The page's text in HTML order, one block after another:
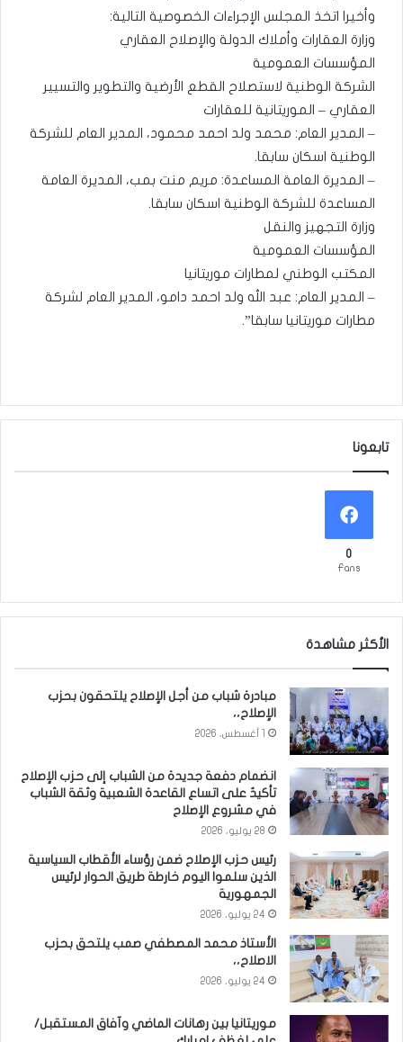
وأخيرا اتخذ المجلس الإجراءات الخصوصية التالية:
وزارة العقارات وأملاك الدولة والإصلاح العقاري
المؤسسات العمومية
الشركة الوطنية لاستصلاح القطع الأرضية والتطوير والتسيير
العقاري – الموريتانية للعقارات
– المدير العام: محمد ولد احمد محمود، المدير العام للشركة
الوطنية اسكان سابقا.
– المديرة العامة المساعدة: مريم منت بمب، المديرة العامة
المساعدة للشركة الوطنية اسكان سابقا.
وزارة التجهيز والنقل
المؤسسات العمومية
المكتب الوطني لمطارات موريتانيا
– المدير العام: عبد الله ولد احمد دامو، المدير العام لشركة
مطارات موريتانيا سابقا”.
تابعونا
0
Fans
الأكثر مشاهدة
مبادرة شباب من أجل الإصلاح يلتحقون بحزب
الإصلاح،،
انضمام دفعة جديدة من الشباب إلى حزب الإصلاح
تأكيدٌ على اتساع القاعدة الشعبية وثقة الشباب
في مشروع الإصلاح
28 يوليو، 2026
رئيس حزب الإصلاح ضمن رؤساء الأقطاب السياسية
الذين سلموا اليوم خارطة طريق الحوار لرئيس
الجمهورية
24 يوليو، 2026
الأستاذ محمد المصطفي صمب يلتحق بحزب
الاصلاح،،
24 يوليو، 2026
موريتانيا بين رهانات الماضي وآفاق المستقبل/